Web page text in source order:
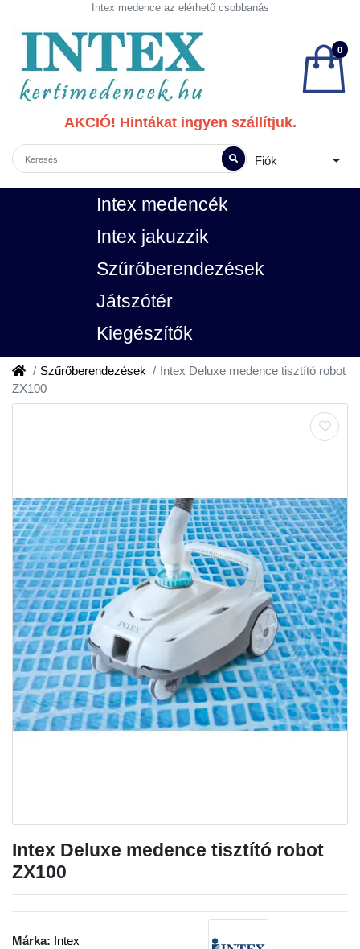
Intex medence az elérhető csobbanás
0
AKCIÓ! Hintákat ingyen szállítjuk.
Fiók
Intex medencék
Intex jakuzzik
Szűrőberendezések
Játszótér
Kiegészítők
Szűrőberendezések
Intex Deluxe medence tisztító robot
ZX100
Intex Deluxe medence tisztító robot
ZX100
Márka: Intex